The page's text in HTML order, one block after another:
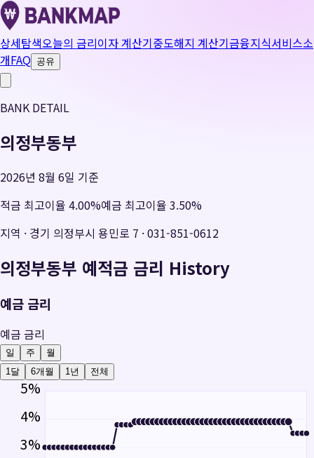
상세탐색오늘의 금리이자 계산기중도해지 계산기금융지식서비스소
개FAQ 공유
BANK DETAIL
의정부동부
2026년 8월 6일 기준
적금 최고이율 4.00%예금 최고이율 3.50%
지역 · 경기 의정부시 용민로 7 ·031-851-0612
의정부동부 예적금 금리 History
예금 금리
예금 금리
일 주
월
1달
6개월 1년 전체
5%
4%
3%